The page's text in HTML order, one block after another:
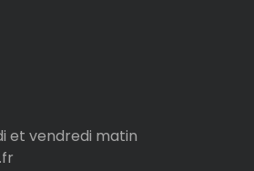
et vendredi matin